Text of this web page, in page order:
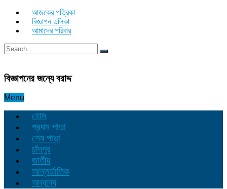
আজকের পত্রিকা
বিজ্ঞাপন তলিকা
আমাদের পরিবার
বিজ্ঞাপনের জন্যে বরাদ্দ
Menu
হোম
প্রথম পাতা
শেষ পাতা
চাঁদপুর
জাতীয়
আন্তর্জাতিক
অন্যান্য